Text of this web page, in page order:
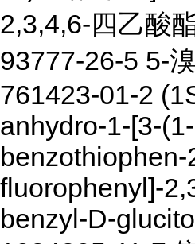
2,3,4,6-四乙酸
93777-26-5 5-
761423-01-2
anhydro-1-[3-(1-
fluorophenyl]-
benzyl-D-